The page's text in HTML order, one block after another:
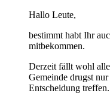
Hallo Leute,
bestimmt habt Ihr
mitbekommen.
Derzeit fällt wohl
Gemeinde drugst
Entscheidung treffen.